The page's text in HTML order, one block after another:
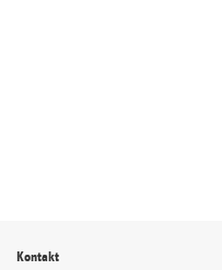
Kontakt